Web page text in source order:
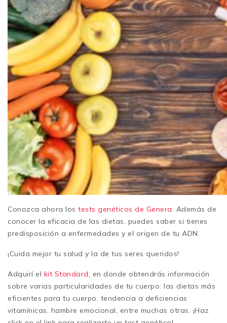
Conozca ahora los tests genéticos de Genera. Además de
conocer la eficacia de las dietas, puedes saber si tienes
predisposición a enfermedades y el origen de tu ADN.
¡Cuida mejor tu salud y la de tus seres queridos!
Adquirí el kit Standard, en donde obtendrás información
sobre varias particularidades de tu cuerpo: las dietas más
eficientes para tu cuerpo, tendencia a deficiencias
vitamínicas, hambre emocional, entre muchas otras. ¡Haz